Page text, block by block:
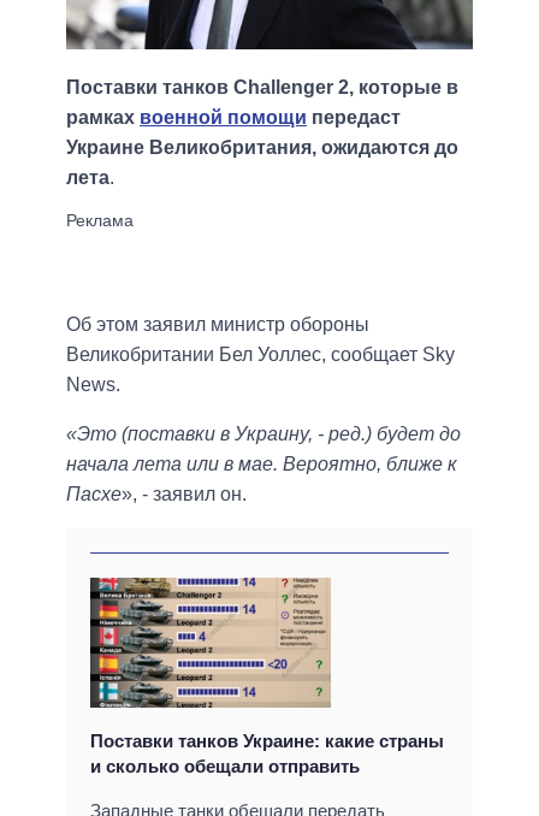
Поставки танков Challenger 2, которые в
рамках военной помощи передаст
Украине Великобритания, ожидаются до
лета.
Об этом заявил министр обороны
Великобритании Бел Уоллес, сообщает Sky
News.
«Это (поставки в Украину, - ред.) будет до
начала лета или в мае. Вероятно, ближе к
Пасхе», - заявил он.
Поставки танков Украине: какие страны
и сколько обещали отправить
Западные танки обещали передать